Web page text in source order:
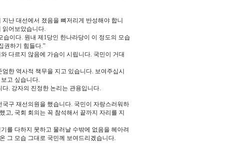
난 대선에서 졌음을 뼈저리게 반성해야 합니
읽어보았습니다.
이다. 원내 제1당인 한나라당이 이 정도의 모습
권하기 힘들다.”
다르지 않음에 가슴이 시립니다. 국민이 거대
한 역사적 책무을 지고 있습니다. 보여주십시
고 싶습니다.
. 강자의 진정한 논리는 관용입니다.
구 재선의원을 했습니다. 국민이 자랑스러워하
고, 국회 회의는 꼭 참석해서 끝까지 자리를 지
를 다하지 못하고 물러날 수밖에 없음을 헤아려
그 모습 그대로 국민께 보여드리겠습니다.